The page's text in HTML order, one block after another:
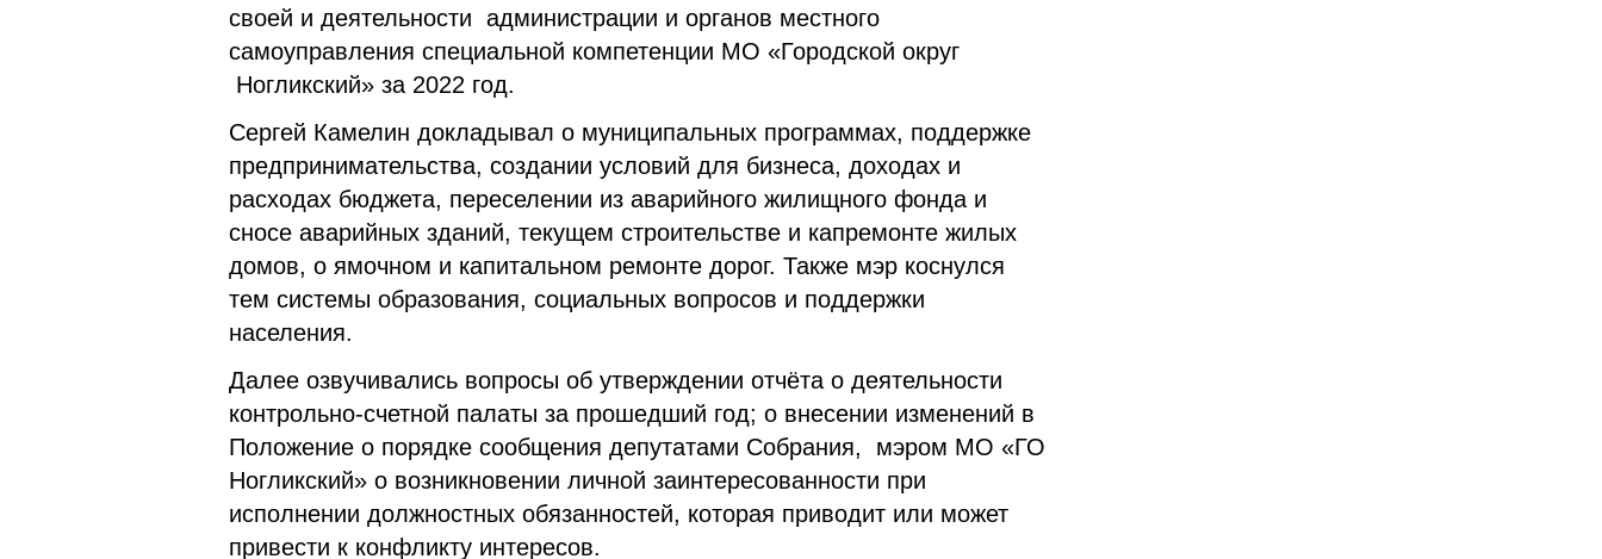
своей и деятельности администрации и органов местного
самоуправления специальной компетенции МО «Городской округ
Ногликский» за 2022 год.
Сергей Камелин докладывал о муниципальных программах, поддержке
предпринимательства, создании условий для бизнеса, доходах и
расходах бюджета, переселении из аварийного жилищного фонда и
сносе аварийных зданий, текущем строительстве и капремонте жилых
домов, о ямочном и капитальном ремонте дорог. Также мэр коснулся
тем системы образования, социальных вопросов и поддержки
населения.
Далее озвучивались вопросы об утверждении отчёта о деятельности
контрольно-счетной палаты за прошедший год; о внесении изменений в
Положение о порядке сообщения депутатами Собрания, мэром МО «ГО
Ногликский» о возникновении личной заинтересованности при
исполнении должностных обязанностей, которая приводит или может
привести к конфликту интересов.